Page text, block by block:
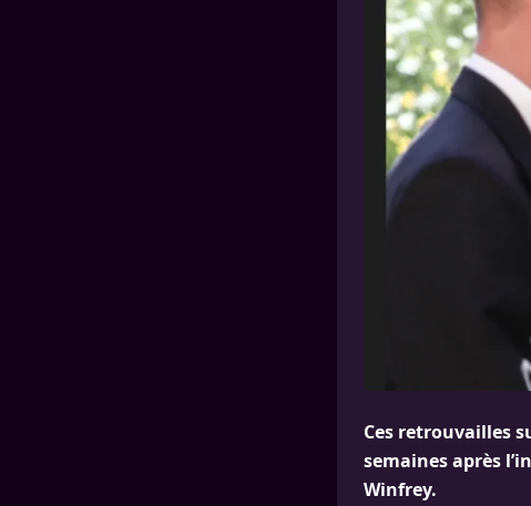
Ces retrouvailles
semaines après
Winfrey.